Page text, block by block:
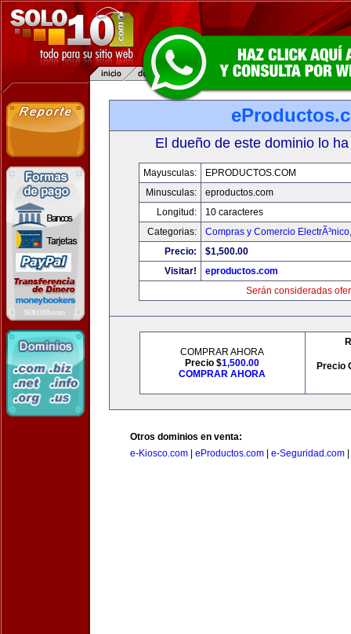
El dueño de este dominio lo
Mayusculas:
EPRODUCTOS.COM
Minusculas:
eproductos.com
Longitud:
10 caracteres
Categorias:
Compras y Comercio ElectrÃ³nico
Precio:
$1,500.00
Visitar!
eproductos.com
Serán consideradas
COMPRAR AHORA
Precio $1,500.00
COMPRAR AHORA
Precio
Otros dominios en venta:
e-Kiosco.com
eProductos.com e-Seguridad.com